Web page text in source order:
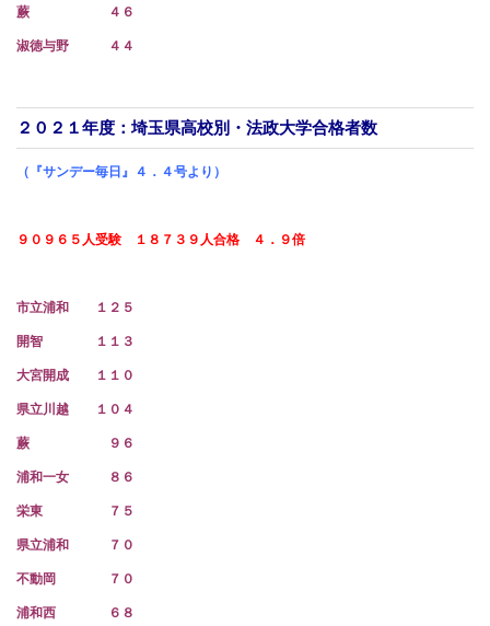
蕨 ４６
淑徳与野 ４４
２０２１年度：埼玉県高校別・法政大学合格者数
（『サンデー毎日』４．４号より）
９０９６５人受験 １８７３９人合格 ４．９倍
市立浦和 １２５
開智 １１３
大宮開成 １１０
県立川越 １０４
蕨 ９６
浦和一女 ８６
栄東 ７５
県立浦和 ７０
不動岡 ７０
浦和西 ６８